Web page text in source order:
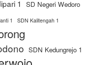
1 SD Negeri Wedoro
1 SDN Kalitengah 1
SDN Kedungrejo 1